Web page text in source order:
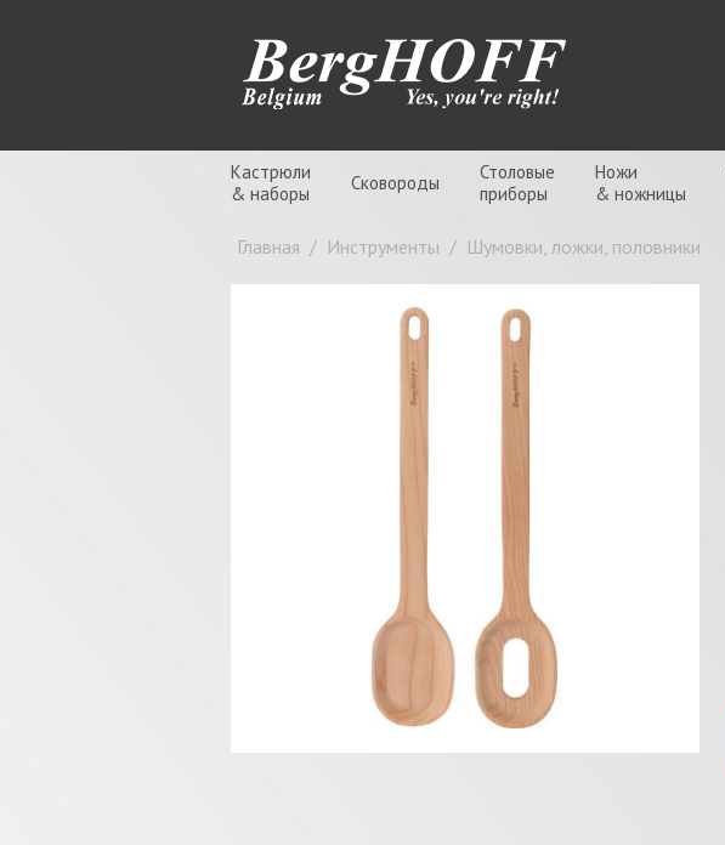
Кастрюли
& наборы
Сковороды
Столовые
приборы
Ножи
& ножницы
Главная / Инструменты / Шумовки, ложки, половники